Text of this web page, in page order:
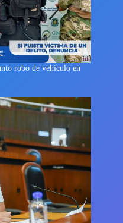
robo de vehículo en